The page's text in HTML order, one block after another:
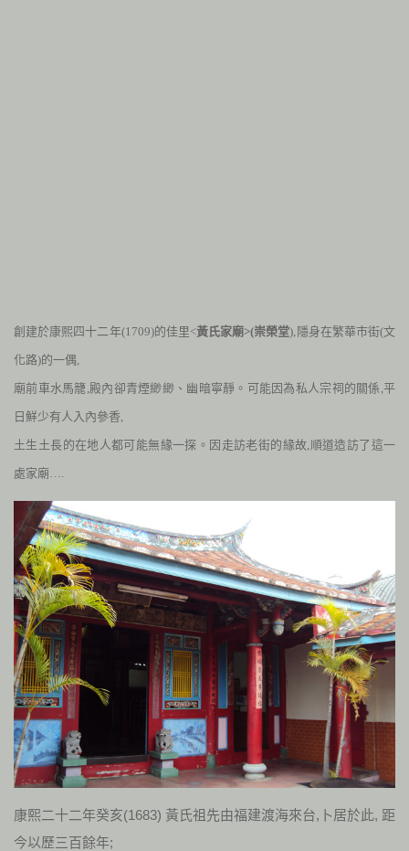
創建於康熙四十二年(1709)的佳里<黃氏家廟>(崇榮堂), 隱身在繁華市街(文
化路)的一偶,
廟前車水馬籠, 殿內卻青煙緲緲、幽暗寧靜。可能因為私人宗祠的關係 ,平
日鮮少有人入內參香,
土生土長的在地人都可能無緣一探。因走訪老街的緣故,順道造訪了這一
處家廟….
康熙二十二年癸亥(1683) 黃氏祖先由福建渡海來台,卜居於此, 距
今以歷三百餘年;